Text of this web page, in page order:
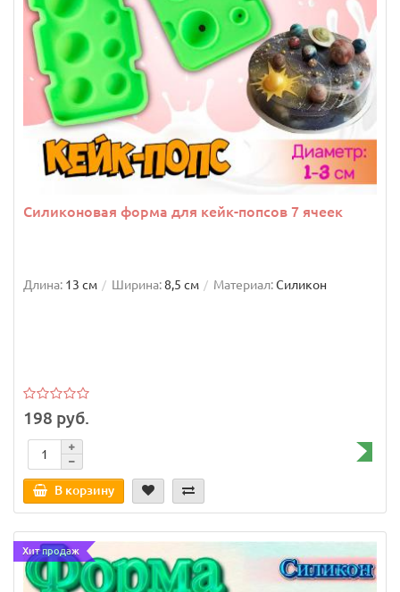
Силиконовая форма для кейк-попсов 7 ячеек
Длина: 13 см Ширина:8,5 см Материал:Силикон
198 руб.
В корзину
Хит продаж